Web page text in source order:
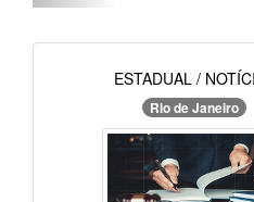
ESTADUAL /
Rio de Janeiro